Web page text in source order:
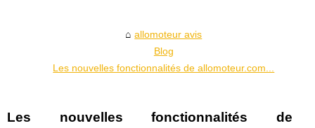
allomoteur avis
Blog
Les nouvelles fonctionnalités de allomoteur.com...
Les nouvelles fonctionnalités de